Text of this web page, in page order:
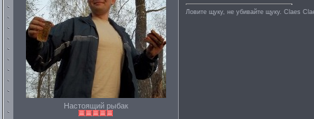
Настоящий рыбак
Ловите щуку, не убивайте щуку. Сlaes